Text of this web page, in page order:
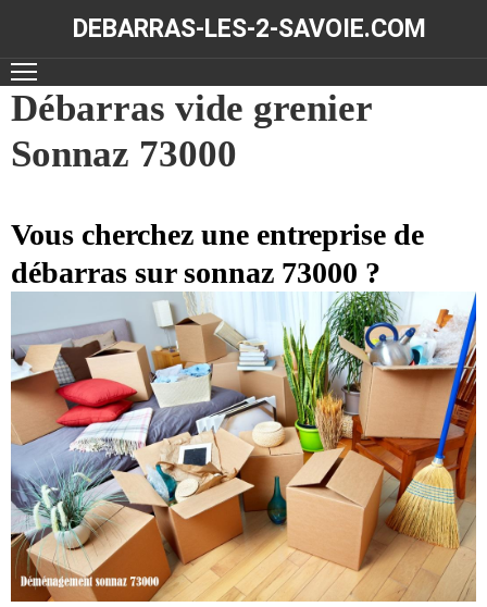
DEBARRAS-LES-2-SAVOIE.COM
ACCUEIL
DÉBARRAS
RÉALISATIONS
CONTACT
Débarras vide grenier
Sonnaz 73000
Vous cherchez une entreprise de
débarras sur sonnaz 73000 ?